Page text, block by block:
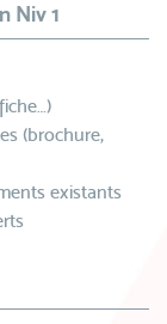
Niv 1
(brochure,
existants